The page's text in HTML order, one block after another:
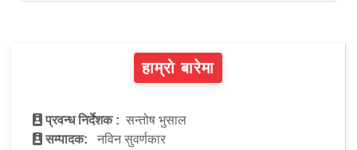
हाम्रो बारेमा
प्रवन्ध निर्देशक : सन्तोष भुसाल
सम्पादक:
नविन सुवर्णकार